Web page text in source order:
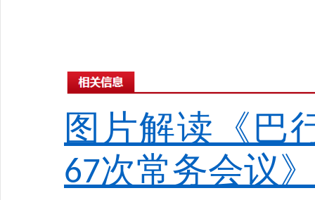
图片解读《巴
67次常务会议》